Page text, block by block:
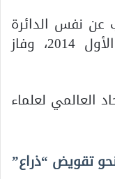
نفس الدائرة
في انتخابات 26 أكتوبر/تشرين الأول 2014، وفاز
العالمي لعلماء
تقويض “ذراع”